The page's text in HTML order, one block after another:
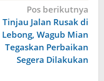
Pos berikutnya
Tinjau Jalan Rusak di
Lebong, Wagub Mian
Tegaskan Perbaikan
Segera Dilakukan